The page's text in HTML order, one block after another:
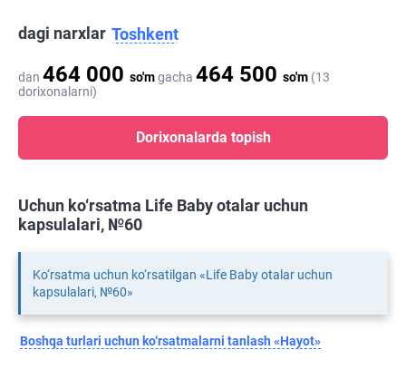
dagi narxlar Toshkent
dan 464 000 so'mgacha 464 500 so'm (13
dorixonalarni)
Dorixonalarda topish
Uchun ko‘rsatma Life Baby otalar uchun
kapsulalari, №60
Ko‘rsatma uchun ko‘rsatilgan «Life Baby otalar uchun
kapsulalari, №60»
Boshqa turlari uchun ko‘rsatmalarni tanlash «Hayot»